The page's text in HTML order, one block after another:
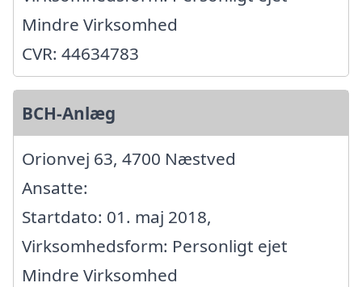
Mindre Virksomhed
CVR: 44634783
BCH-Anlæg
Orionvej 63, 4700 Næstved
Ansatte:
Startdato: 01. maj 2018,
Virksomhedsform: Personligt ejet
Mindre Virksomhed